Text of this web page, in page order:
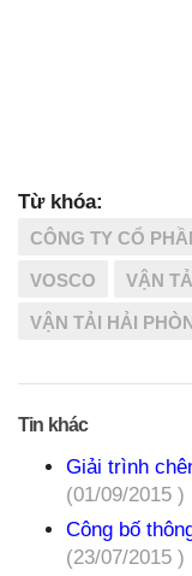
Từ khóa:
CÔNG TY CỔ
VOSCO VẬN
VẬN TẢI HẢI
Tin khác
Giải trình
(01/09/2015 )
Công bố
(23/07/2015 )